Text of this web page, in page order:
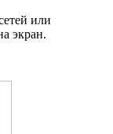
или
экран.